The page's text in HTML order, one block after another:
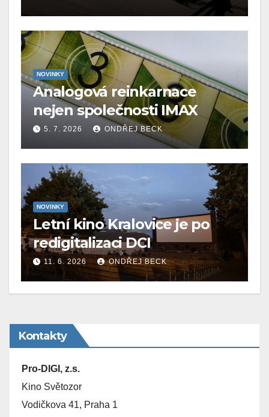
NOVINKY
Analogová reinkarnace
nejen společnosti IMAX
5. 7. 2026 ONDŘEJ BECK
NOVINKY
Letní kino Kralovice je po
redigitalizaci DCI
11. 6. 2026 ONDŘEJ BECK
Kontakty
Pro-DIGI, z.s.
Kino Světozor
Vodičkova 41, Praha 1